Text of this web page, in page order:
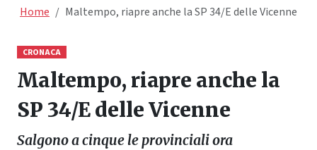
Home Maltempo, riapre anche la SP 34/E delle Vicenne
CRONACA
Maltempo, riapre anche la
SP 34/E delle Vicenne
Salgono a cinque le provinciali ora